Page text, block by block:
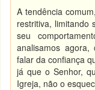
A tendência
restritiva, limitando
seu
analisamos
falar da confiança
já que o Senhor,
Igreja, não o